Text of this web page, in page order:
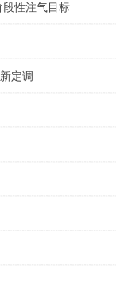
性注气目标
定调